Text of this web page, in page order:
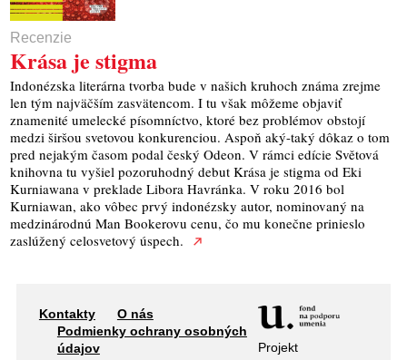
Recenzie
Krása je stigma
Indonézska literárna tvorba bude v našich kruhoch známa zrejme
len tým najväčším zasvätencom. I tu však môžeme objaviť
znamenité umelecké písomníctvo, ktoré bez problémov obstojí
medzi širšou svetovou konkurenciou. Aspoň aký-taký dôkaz o tom
pred nejakým časom podal český Odeon. V rámci edície Světová
knihovna tu vyšiel pozoruhodný debut Krása je stigma od Eki
Kurniawana v preklade Libora Havránka. V roku 2016 bol
Kurniawan, ako vôbec prvý indonézsky autor, nominovaný na
medzinárodnú Man Bookerovu cenu, čo mu konečne prinieslo
zaslúžený celosvetový úspech.
Kontakty
O nás
Podmienky ochrany osobných
údajov
Projekt